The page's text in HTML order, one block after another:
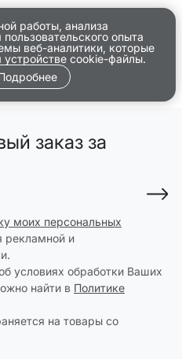
работы, анализа
опыта
веб-аналитики, которые
cookie-файлы.
заказ за
моих персональных
рекламной и
условиях обработки Ваших
найти в Политике
на товары со